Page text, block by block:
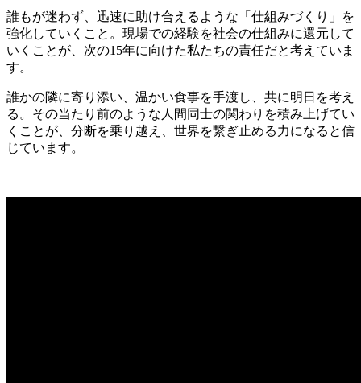
誰もが迷わず、迅速に助け合えるような「仕組みづくり」を
強化していくこと。現場での経験を社会の仕組みに還元して
いくことが、次の15年に向けた私たちの責任だと考えていま
す。
誰かの隣に寄り添い、温かい食事を手渡し、共に明日を考え
る。その当たり前のような人間同士の関わりを積み上げてい
くことが、分断を乗り越え、世界を繋ぎ止める力になると信
じています。